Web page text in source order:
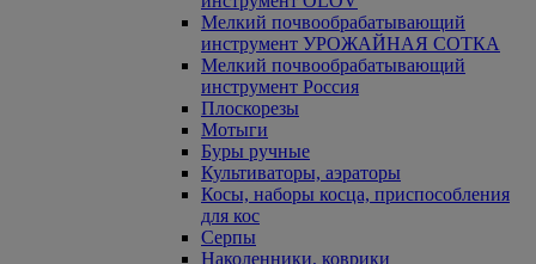
Мелкий почвообрабатывающий
инструмент УРОЖАЙНАЯ СОТКА
Мелкий почвообрабатывающий
инструмент Россия
Плоскорезы
Мотыги
Буры ручные
Культиваторы, аэраторы
Косы, наборы косца, приспособления
для кос
Серпы
Наколенники, коврики